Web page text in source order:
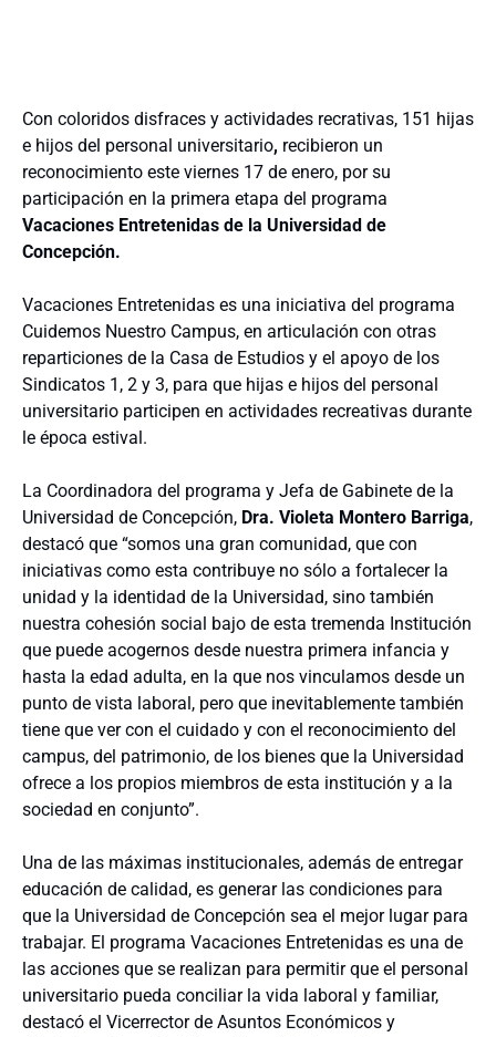
Con coloridos disfraces y actividades recrativas, 151 hijas
e hijos del personal universitario, recibieron un
reconocimiento este viernes 17 de enero, por su
participación en la primera etapa del programa
Vacaciones Entretenidas de la Universidad de
Concepción.
Vacaciones Entretenidas es una iniciativa del programa
Cuidemos Nuestro Campus, en articulación con otras
reparticiones de la Casa de Estudios y el apoyo de los
Sindicatos 1, 2 y 3, para que hijas e hijos del personal
universitario participen en actividades recreativas durante
le época estival.
La Coordinadora del programa y Jefa de Gabinete de la
Universidad de Concepción, Dra. Violeta Montero Barriga,
destacó que “somos una gran comunidad, que con
iniciativas como esta contribuye no sólo a fortalecer la
unidad y la identidad de la Universidad, sino también
nuestra cohesión social bajo de esta tremenda Institución
que puede acogernos desde nuestra primera infancia y
hasta la edad adulta, en la que nos vinculamos desde un
punto de vista laboral, pero que inevitablemente también
tiene que ver con el cuidado y con el reconocimiento del
campus, del patrimonio, de los bienes que la Universidad
ofrece a los propios miembros de esta institución y a la
sociedad en conjunto”.
Una de las máximas institucionales, además de entregar
educación de calidad, es generar las condiciones para
que la Universidad de Concepción sea el mejor lugar para
trabajar. El programa Vacaciones Entretenidas es una de
las acciones que se realizan para permitir que el personal
universitario pueda conciliar la vida laboral y familiar,
destacó el Vicerrector de Asuntos Económicos y